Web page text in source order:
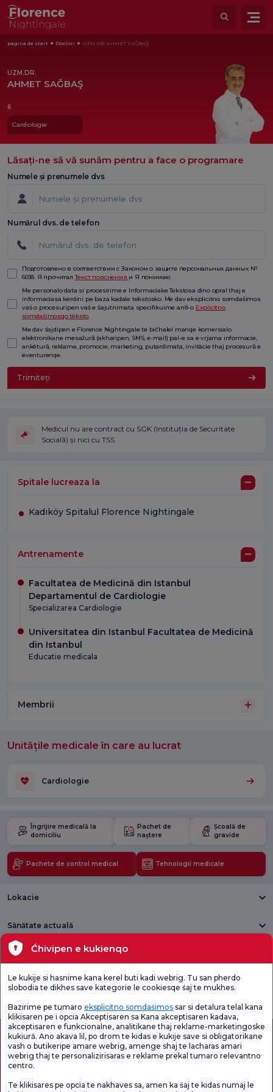
pagina de start Doctori UZM.DR. AHMET SAĞBAŞ
UZM.DR.
AHMET SAĞBAŞ
6
Cardiologie
Lăsați-ne să vă sunăm pentru a face o programare
Numele și prenumele dvs
Numărul dvs. de telefon
Подготовлено в соответствии с Законом о защите персональных данных №
6698. Я прочиталТекст пояснения и Я понимаю.
Me personalo data si procesirime e Informaciake Tekstosa dino opral thaj e
informaciasa kerdini pe baza kadale tekstosko. Me dav eksplicitno somdaśimos
vaś o procesuripen vaś e śajutnimata specifikuime anθ-o Explicitno
somdaśimosqo tèksto.
Me dav śajdipen e Florence Nightingale te bićhalel manqe komersialo
elektronikane mesaźură (akharipen, SMS, e-mail) pal-e sa e vrjama informacie,
ankètură, reklame, promocie, marketing, putardimata, invitàcie thaj procesură e
eventurenqe.
Trimiteți
Medicul nu are contract cu SGK (Instituția de Securitate
Socială) și nici cu TSS.
Spitale lucreaza la
Kadıköy Spitalul Florence Nightingale
Antrenamente
Facultatea de Medicină din Istanbul
Departamentul de Cardiologie
Specializarea Cardiologie
Universitatea din Istanbul Facultatea de Medicină
din Istanbul
Educatie medicala
Membrii
Unitățile medicale în care au lucrat
Cardiologie
Îngrijire medicală la
domiciliu
Pachet de
naștere
Școală de
gravide
Pachete de control medical Tehnologii medicale
Lokacie
Sănătate actuală
Unități medicale
Sondaj general
Verificați
Chestionarul de
Sondaj de
Ćhivipen e kukienqo
Le kukije si hasnime kana kerel buti kadi webrig. Tu san pherdo
slobodia te dikhes save kategorie le cookiesqe śaj te mukhes.
Bazirime pe tumaro eksplicitno somdaśimos sar si detalura telal kana
klikisaren pe i opcia Akceptisaren sa Kana akceptisaren kadava,
akceptisaren e funkcionalne, analitikane thaj reklame-marketingoske
kukiură. Ano akava lil, po drom te kidas e kukije save si obligatorikane
vash o butikeripe amare webrig, amenge shaj te lacharas amari
webrig thaj te personalizirisaras e reklame prekal tumaro relevantno
centro.
Te klikisares pe opcia te nakhaves sa, amen ka śaj te kidas numaj le